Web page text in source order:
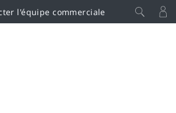
l'équipe commerciale